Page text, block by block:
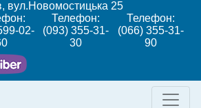
вул.Новомостицька 25
02-
Телефон:
(093) 355-31-
30
Телефон:
(066) 355-31-
90